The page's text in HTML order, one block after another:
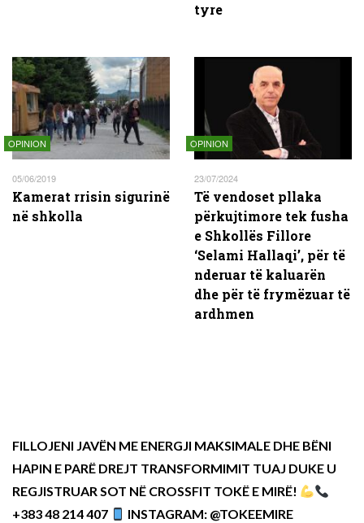
tyre
OPINION
05/06/2019
Kamerat rrisin sigurinë
në shkolla
OPINION
23/07/2024
Të vendoset pllaka
përkujtimore tek fusha
e Shkollës Fillore
‘Selami Hallaqi’, për të
nderuar të kaluarën
dhe për të frymëzuar të
ardhmen
FILLOJENI JAVËN ME ENERGJI MAKSIMALE DHE BËNI
HAPIN E PARË DREJT TRANSFORMIMIT TUAJ DUKE U
REGJISTRUAR SOT NË CROSSFIT TOKË E MIRË!
+383 48 214 407
INSTAGRAM: @TOKEEMIRE